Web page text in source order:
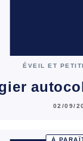
ÉVEIL ET
02/09/
À